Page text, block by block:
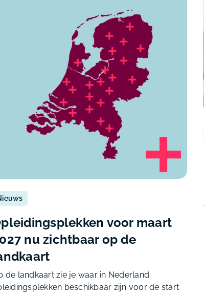
voor maart
nu zichtbaar op de
de landkaart zie je waar in Nederland
beschikbaar zijn voor de start